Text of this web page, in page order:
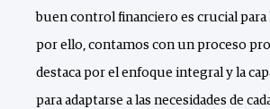
buen control financiero es crucial para
por ello, contamos con un proceso
destaca por el enfoque integral y la
para adaptarse a las necesidades de